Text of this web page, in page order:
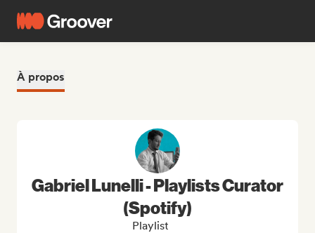
À propos
Gabriel Lunelli - Playlists Curator
(Spotify)
Playlist